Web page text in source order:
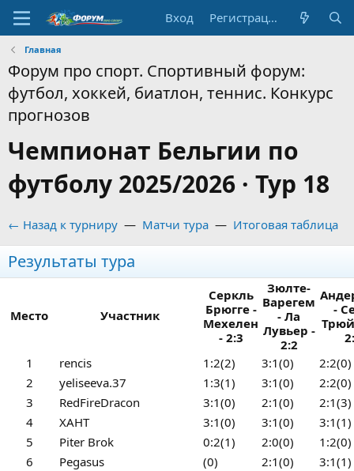
Вход Регистрация
Главная
Форум про спорт. Спортивный форум:
футбол, хоккей, биатлон, теннис. Конкурс
прогнозов
Чемпионат Бельгии по
футболу 2025/2026 · Тур 18
← Назад к турниру — Матчи тура — Итоговая таблица
Результаты тура
Место Участник
Серкль
Брюгге -
Мехелен
- 2:3
Зюлте-
Варегем
- Ла
Лувьер -
2:2
-
1
rencis 1:2(2) 3:1(0)
2:2(0)
2
yeliseeva.37 1:3(1) 3:1(0)
2:2(0)
3
RedFireDracon 3:1(0) 2:1(0)
2:1(3)
4
ХАНТ 3:1(0) 3:1(0)
3:1(1)
5
Piter Brok 0:2(1) 2:0(0)
1:2(0)
6
Pegasus (0) 2:1(0)
3:1(1)